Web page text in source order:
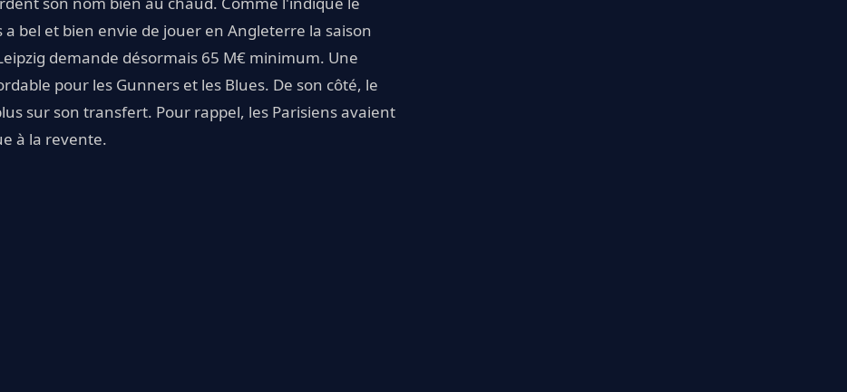
bel et bien envie de jouer en Angleterre la saison
demande désormais 65 M€ minimum. Une
pour les Gunners et les Blues. De son côté, le
sur son transfert. Pour rappel, les Parisiens avaient
à la revente.